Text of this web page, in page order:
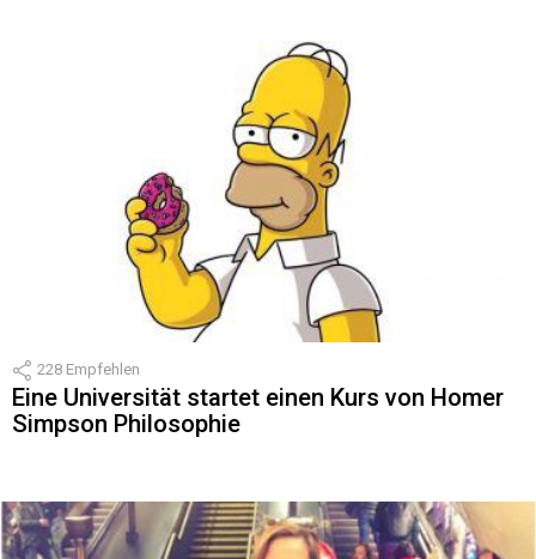
228 Empfehlen
Eine Universität startet einen Kurs von Homer
Simpson Philosophie